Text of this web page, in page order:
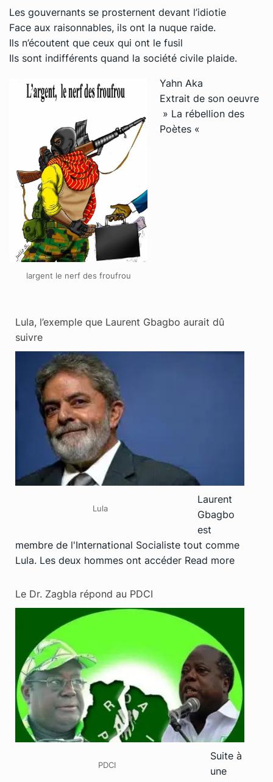
Les gouvernants se prosternent devant l’idiotie
Face aux raisonnables, ils ont la nuque raide.
Ils n’écoutent que ceux qui ont le fusil
Ils sont indifférents quand la société civile plaide.
largent le nerf des froufrou
Yahn Aka
Extrait de son oeuvre
» La rébellion des
Poètes «
Lula, l’exemple que Laurent Gbagbo aurait dû
suivre
Lula
Laurent
Gbagbo
est
membre de l'International Socialiste tout comme
Lula. Les deux hommes ont accéder Read more
Le Dr. Zagbla répond au PDCI
PDCI
Suite à
une